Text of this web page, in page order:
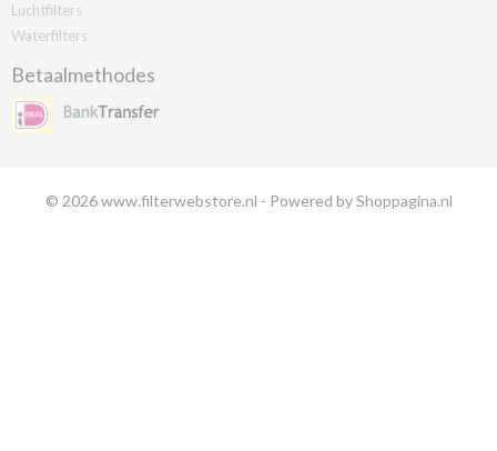
Luchtfilters
Waterfilters
Betaalmethodes
© 2026 www.filterwebstore.nl - Powered by Shoppagina.nl